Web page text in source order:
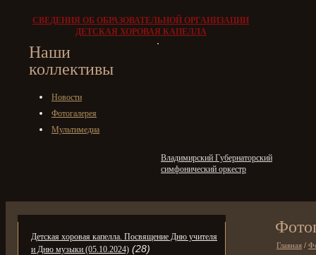
СВЕДЕНИЯ ОБ ОБРАЗОВАТЕЛЬНОЙ ОРГАНИЗАЦИИ
ДЕТСКАЯ ХОРОВАЯ КАПЕЛЛА
Наши
коллективы
Новости
Фотогалерея
Мультимедиа
Владимирский Губернаторский
симфонический оркестр
Детская хоровая капелла. Посвящение Дню учителя
и Дню музыки (05.10.2024) (28) Главная /